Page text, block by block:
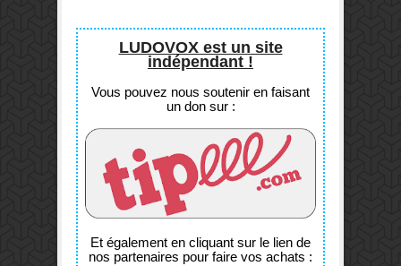
LUDOVOX est un site
indépendant !
Vous pouvez nous soutenir en faisant
un don sur :
Et également en cliquant sur le lien de
nos partenaires pour faire vos achats :